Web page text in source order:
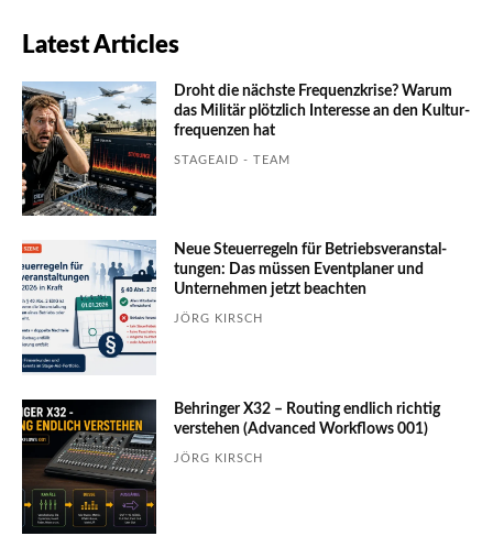
Latest Articles
Droht die nächste Frequenzkrise? Warum
das Mili­tär plötzlich Inte­resse an den Kultur­
fre­quen­zen hat
STAGEAID - TEAM
Neue Steuerregeln für Betriebs­ver­an­stal­
tungen: Das müssen Event­planer und
Unter­nehmen jetzt beachten
JÖRG KIRSCH
Behringer X32 – Routing endlich richtig
verstehen (Advanced Workflows 001)
JÖRG KIRSCH